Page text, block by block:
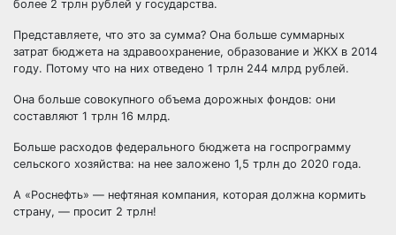
более 2 трлн рублей у государства.
Представляете, что это за сумма? Она больше суммарных
затрат бюджета на здравоохранение, образование и ЖКХ в 2014
году. Потому что на них отведено 1 трлн 244 млрд рублей.
Она больше совокупного объема дорожных фондов: они
составляют 1 трлн 16 млрд.
Больше расходов федерального бюджета на госпрограмму
сельского хозяйства: на нее заложено 1,5 трлн до 2020 года.
А «Роснефть» — нефтяная компания, которая должна кормить
страну, — просит 2 трлн!